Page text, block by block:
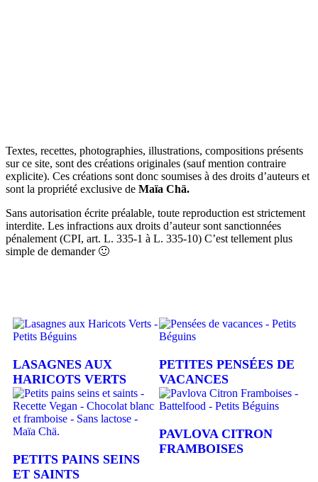
Textes, recettes, photographies, illustrations, compositions présents
sur ce site, sont des créations originales (sauf mention contraire
explicite). Ces créations sont donc soumises à des droits d’auteurs et
sont la propriété exclusive de Maïa Chä.
Sans autorisation écrite préalable, toute reproduction est strictement
interdite. Les infractions aux droits d’auteur sont sanctionnées
pénalement (CPI, art. L. 335-1 à L. 335-10) C’est tellement plus
simple de demander 🙂
LASAGNES AUX
HARICOTS VERTS
PETITES PENSÉES DE
VACANCES
PETITS PAINS SEINS
ET SAINTS
PAVLOVA CITRON
FRAMBOISES